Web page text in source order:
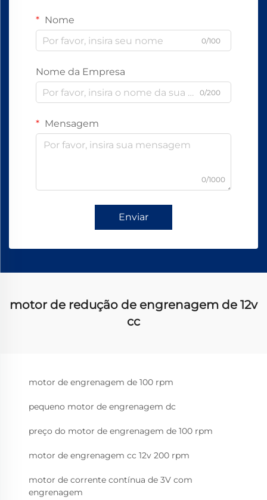
Nome
0/100
Nome da Empresa
0/200
Mensagem
0/1000
Enviar
motor de redução de engrenagem de 12v
cc
motor de engrenagem de 100 rpm
pequeno motor de engrenagem dc
preço do motor de engrenagem de 100 rpm
motor de engrenagem cc 12v 200 rpm
motor de corrente contínua de 3V com
engrenagem